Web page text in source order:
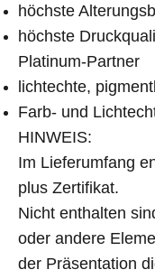
höchste
höchste
Platinum-Partner
lichtechte,
Farb- und
HINWEIS:
Im Lieferumfang
plus Zertifikat.
Nicht enthalten
oder andere
der Präsentation